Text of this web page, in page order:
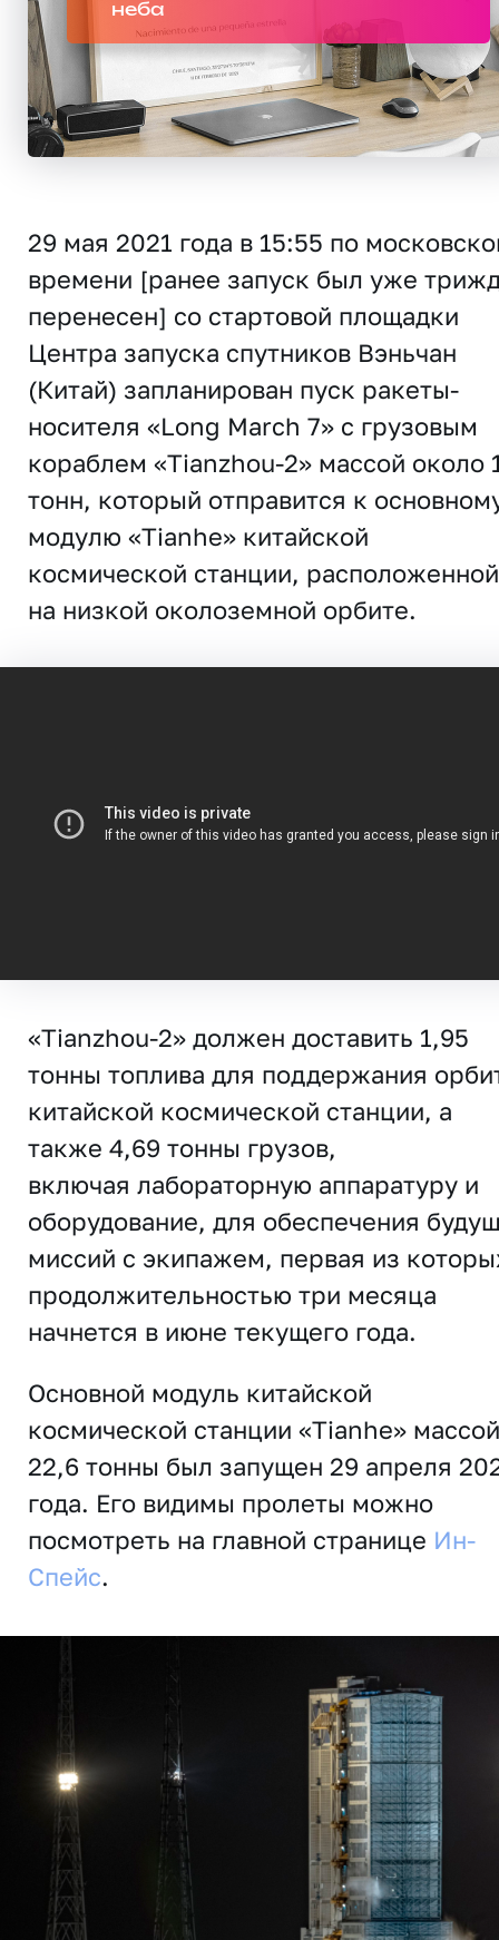
неба
29 мая 2021 года в 15:55 по
времени [ранее запуск был уже
перенесен] со стартовой площадки
Центра запуска спутников Вэньчан
(Китай) запланирован пуск ракеты-
носителя «Long March 7» с грузовым
кораблем «Tianzhou-2» массой около
тонн, который отправится к
модулю «Tianhe» китайской
космической станции, расположенной
на низкой околоземной орбите.
«Tianzhou-2» должен доставить 1,95
тонны топлива для поддержания
китайской космической станции, а
также 4,69 тонны грузов,
включая лабораторную аппаратуру и
оборудование, для обеспечения
миссий с экипажем, первая из
продолжительностью три месяца
начнется в июне текущего года.
Основной модуль китайской
космической станции «Tianhe» массой
22,6 тонны был запущен 29 апреля
года. Его видимы пролеты можно
посмотреть на главной странице Ин-
Спейс.